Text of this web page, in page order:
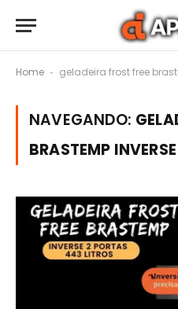
Home - geladeira frost free
NAVEGANDO:
BRASTEMP